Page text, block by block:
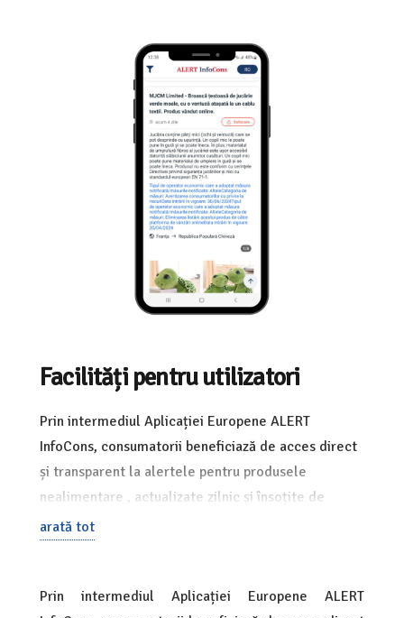
Facilități pentru utilizatori
Prin intermediul Aplicației Europene ALERT
InfoCons, consumatorii beneficiază de acces direct
și transparent la alertele pentru produsele
nealimentare , actualizate zilnic și însoțite de
următoarele detalii:
țara vizată;
arată tot
Prin intermediul Aplicației Europene ALERT